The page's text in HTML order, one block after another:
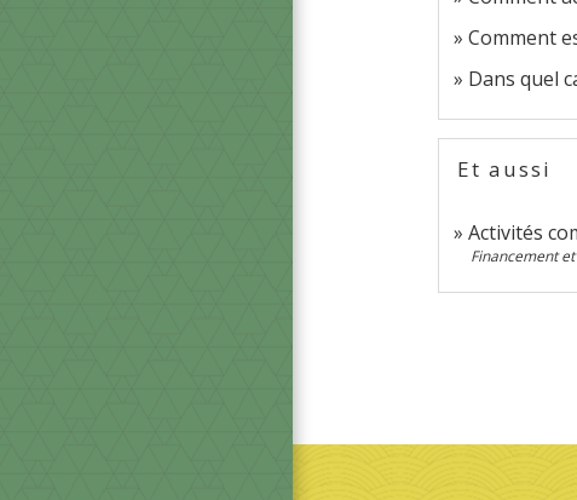
Comment
Dans quel
Et aussi
Activités
Financement